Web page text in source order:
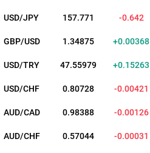
USD/JPY 157.771 -0.642
GBP/USD 1.34875 +0.00368
USD/TRY 47.55979 +0.15263
USD/CHF 0.80728 -0.00421
AUD/CAD 0.98388 -0.00126
AUD/CHF 0.57044 -0.00031